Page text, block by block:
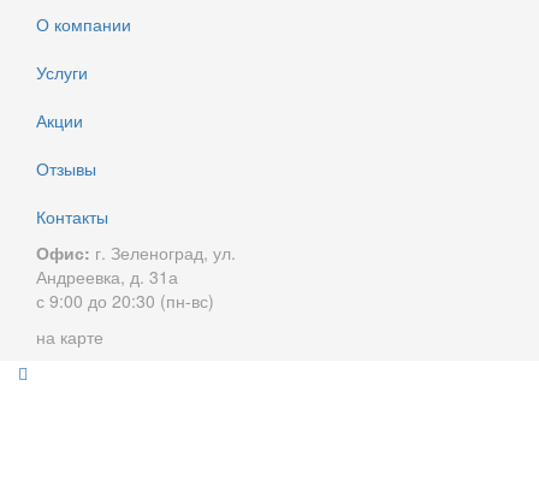
О компании
Услуги
Акции
Отзывы
Контакты
Офис: г. Зеленоград, ул.
Андреевка, д. 31а
с 9:00 до 20:30 (пн-вс)
на карте